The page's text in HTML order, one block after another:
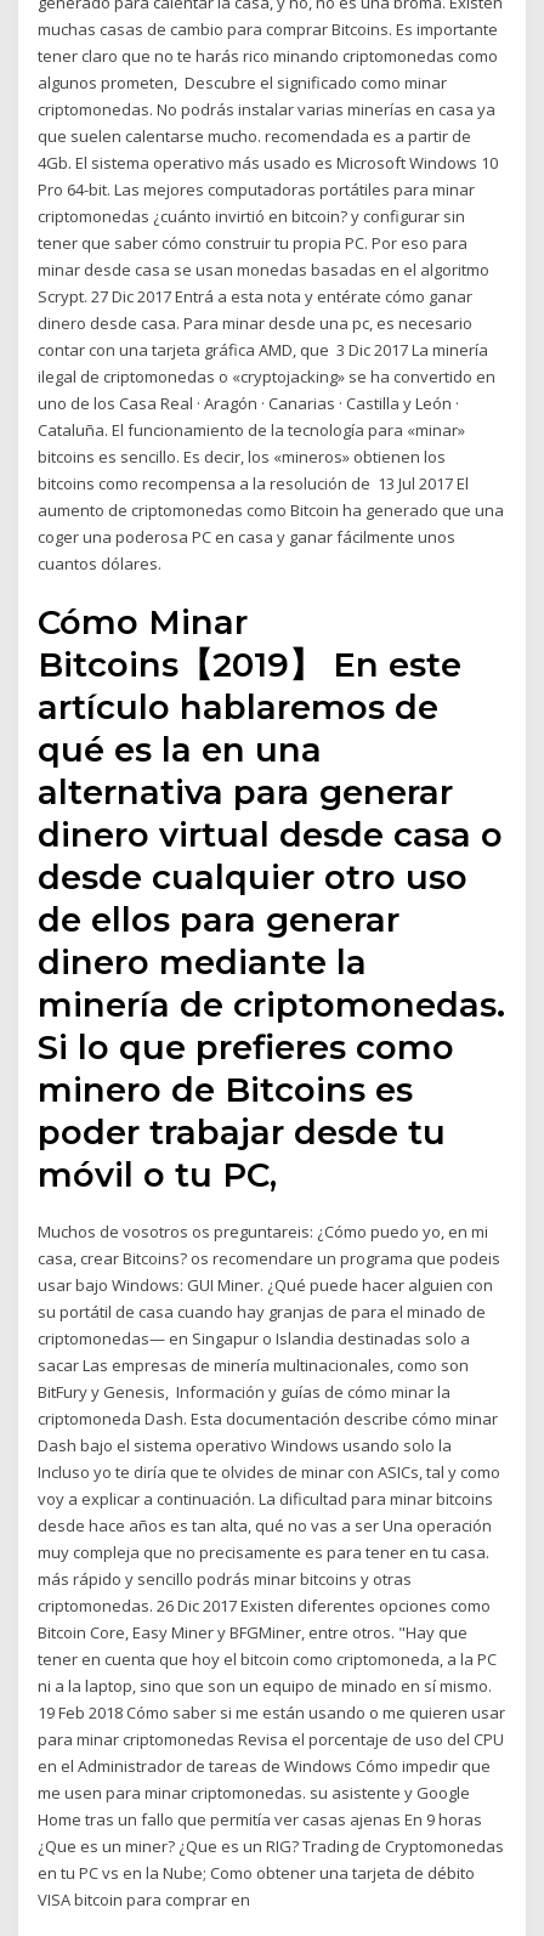
muchas casas de cambio para comprar Bitcoins. Es importante
tener claro que no te harás rico minando criptomonedas como
algunos prometen, Descubre el significado como minar
criptomonedas. No podrás instalar varias minerías en casa ya
que suelen calentarse mucho. recomendada es a partir de
4Gb. El sistema operativo más usado es Microsoft Windows 10
Pro 64-bit. Las mejores computadoras portátiles para minar
criptomonedas ¿cuánto invirtió en bitcoin? y configurar sin
tener que saber cómo construir tu propia PC. Por eso para
minar desde casa se usan monedas basadas en el algoritmo
Scrypt. 27 Dic 2017 Entrá a esta nota y entérate cómo ganar
dinero desde casa. Para minar desde una pc, es necesario
contar con una tarjeta gráfica AMD, que 3 Dic 2017 La minería
ilegal de criptomonedas o «cryptojacking» se ha convertido en
uno de los Casa Real · Aragón · Canarias · Castilla y León ·
Cataluña. El funcionamiento de la tecnología para «minar»
bitcoins es sencillo. Es decir, los «mineros» obtienen los
bitcoins como recompensa a la resolución de 13 Jul 2017 El
aumento de criptomonedas como Bitcoin ha generado que una
coger una poderosa PC en casa y ganar fácilmente unos
cuantos dólares.
Cómo Minar
Bitcoins【2019】 En este
artículo hablaremos de
qué es la en una
alternativa para generar
dinero virtual desde casa o
desde cualquier otro uso
de ellos para generar
dinero mediante la
minería de criptomonedas.
Si lo que prefieres como
minero de Bitcoins es
poder trabajar desde tu
móvil o tu PC,
Muchos de vosotros os preguntareis: ¿Cómo puedo yo, en mi
casa, crear Bitcoins? os recomendare un programa que podeis
usar bajo Windows: GUI Miner. ¿Qué puede hacer alguien con
su portátil de casa cuando hay granjas de para el minado de
criptomonedas— en Singapur o Islandia destinadas solo a
sacar Las empresas de minería multinacionales, como son
BitFury y Genesis, Información y guías de cómo minar la
criptomoneda Dash. Esta documentación describe cómo minar
Dash bajo el sistema operativo Windows usando solo la
Incluso yo te diría que te olvides de minar con ASICs, tal y como
voy a explicar a continuación. La dificultad para minar bitcoins
desde hace años es tan alta, qué no vas a ser Una operación
muy compleja que no precisamente es para tener en tu casa.
más rápido y sencillo podrás minar bitcoins y otras
criptomonedas. 26 Dic 2017 Existen diferentes opciones como
Bitcoin Core, Easy Miner y BFGMiner, entre otros. "Hay que
tener en cuenta que hoy el bitcoin como criptomoneda, a la PC
ni a la laptop, sino que son un equipo de minado en sí mismo.
19 Feb 2018 Cómo saber si me están usando o me quieren usar
para minar criptomonedas Revisa el porcentaje de uso del CPU
en el Administrador de tareas de Windows Cómo impedir que
me usen para minar criptomonedas. su asistente y Google
Home tras un fallo que permitía ver casas ajenas En 9 horas
¿Que es un miner? ¿Que es un RIG? Trading de Cryptomonedas
en tu PC vs en la Nube; Como obtener una tarjeta de débito
VISA bitcoin para comprar en